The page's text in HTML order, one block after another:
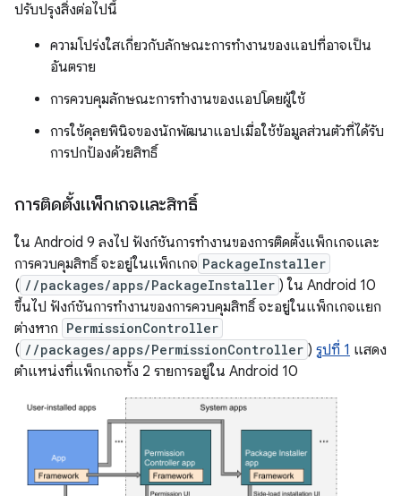
ปรับปรุงสิ่งต่อไปนี้
ความโปร่งใสเกี่ยวกับลักษณะการทำงานของแอปที่อาจเป็น
อันตราย
การควบคุมลักษณะการทำงานของแอปโดยผู้ใช้
การใช้ดุลยพินิจของนักพัฒนาแอปเมื่อใช้ข้อมูลส่วนตัวที่ได้รับ
การปกป้องด้วยสิทธิ์
การติดตั้งแพ็กเกจและสิทธิ์
ใน Android 9 ลงไป ฟังก์ชันการทำงานของการติดตั้งแพ็กเกจและ
การควบคุมสิทธิ์ จะอยู่ในแพ็กเกจ PackageInstaller
( //packages/apps/PackageInstaller ) ใน Android 10
ขึ้นไป ฟังก์ชันการทำงานของการควบคุมสิทธิ์ จะอยู่ในแพ็กเกจแยก
ต่างหาก PermissionController
( //packages/apps/PermissionController ) รูปที่ 1 แสดง
ตำแหน่งที่แพ็กเกจทั้ง 2 รายการอยู่ใน Android 10